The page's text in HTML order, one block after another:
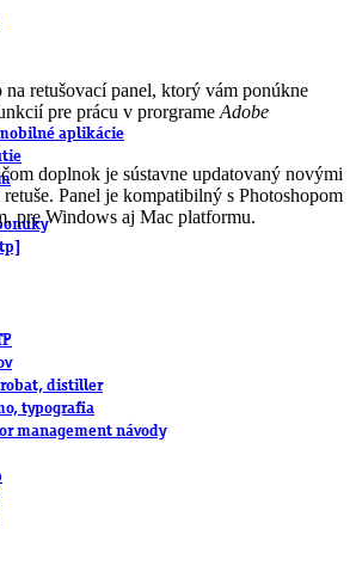
aplikácie
distiller
typografia
management návody
na retušovací panel, ktorý vám ponúkne
pre prácu v prorgrame Adobe
doplnok je sústavne updatovaný novými
Panel je kompatibilný s Photoshopom
pre Windows aj Mac platformu.